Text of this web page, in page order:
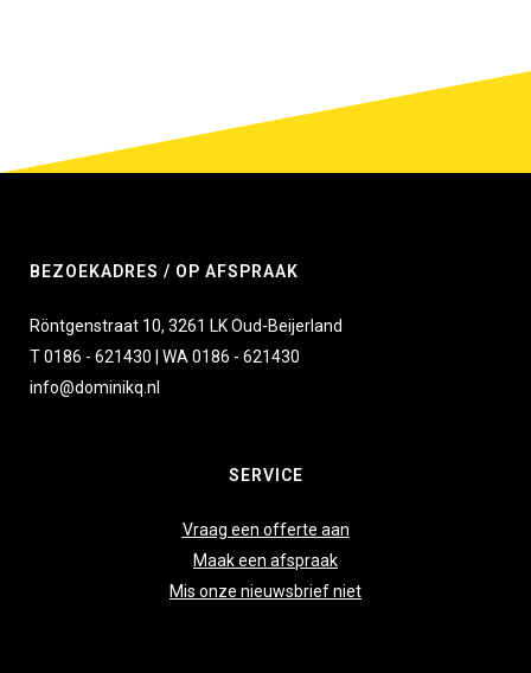
BEZOEKADRES / OP AFSPRAAK
Röntgenstraat 10, 3261 LK Oud-Beijerland
T 0186 - 621430 | WA 0186 - 621430
info@dominikq.nl
SERVICE
Vraag een offerte aan
Maak een afspraak
Mis onze nieuwsbrief niet